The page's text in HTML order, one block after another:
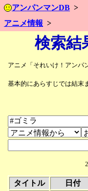
アンパンマンDB
アニメ情報
検索結
アニメ「それいけ！アンパ
基本的にあらすじでは結末
タイトル 日付